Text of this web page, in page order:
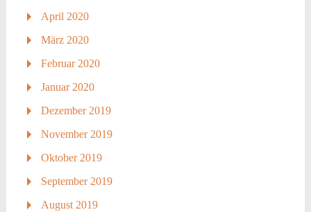
April 2020
März 2020
Februar 2020
Januar 2020
Dezember 2019
November 2019
Oktober 2019
September 2019
August 2019